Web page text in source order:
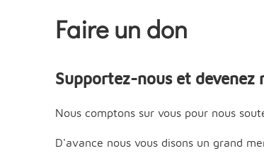
Faire un don
Supportez-nous et devenez
Nous comptons sur vous pour nous
D'avance nous vous disons un grand